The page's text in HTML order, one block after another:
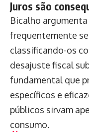
Juros são
Bicalho
frequentemente
classificando-os
desajuste fiscal
fundamental que
específicos e
públicos sirvam
consumo.